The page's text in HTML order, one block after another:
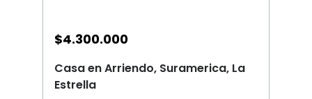
$4.300.000
Casa en Arriendo, Suramerica, La
Estrella